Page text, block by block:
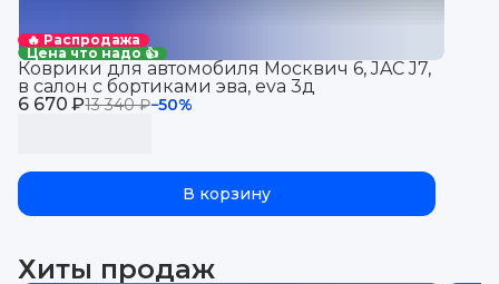
🔥 Распродажа
Цена что надо 👍
6 670 ₽13 340 ₽−50%
Коврики для автомобиля Москвич 6, JAC J7,
в салон с бортиками эва, eva 3д
В корзину
Хиты продаж